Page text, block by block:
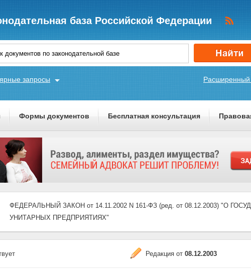
база Российской Федерации
Расширенный
запросы
Формы документов Бесплатная консультация
ФЕДЕРАЛЬНЫЙ ЗАКОН от 14.11.2002 N 161-ФЗ (ред. от 08.12.2003) "О
УНИТАРНЫХ ПРЕДПРИЯТИЯХ"
Редакция от 08.12.2003